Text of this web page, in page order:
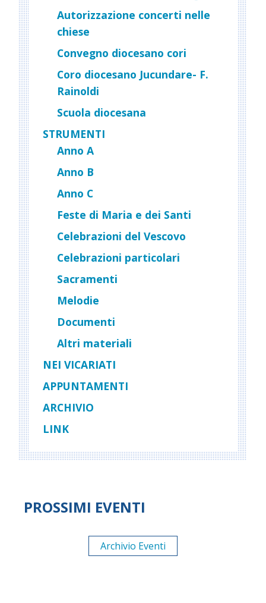
Autorizzazione concerti nelle
chiese
Convegno diocesano cori
Coro diocesano Jucundare- F.
Rainoldi
Scuola diocesana
STRUMENTI
Anno A
Anno B
Anno C
Feste di Maria e dei Santi
Celebrazioni del Vescovo
Celebrazioni particolari
Sacramenti
Melodie
Documenti
Altri materiali
NEI VICARIATI
APPUNTAMENTI
ARCHIVIO
LINK
PROSSIMI EVENTI
Archivio Eventi